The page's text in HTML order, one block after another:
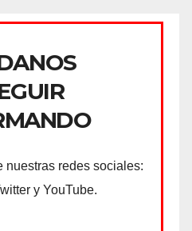
nuestras redes sociales:
y YouTube.